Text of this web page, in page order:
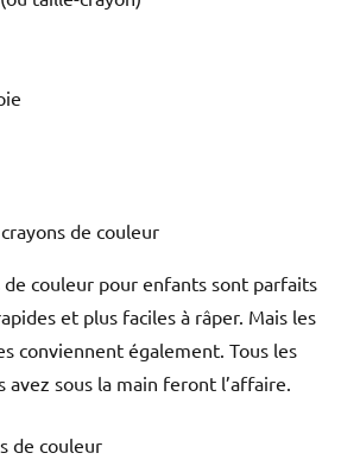
de couleur
de couleur pour enfants sont parfaits
et plus faciles à râper. Mais les
conviennent également. Tous les
avez sous la main feront l’affaire.
de couleur